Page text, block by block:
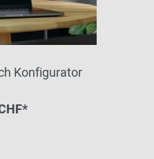
Konfigurator